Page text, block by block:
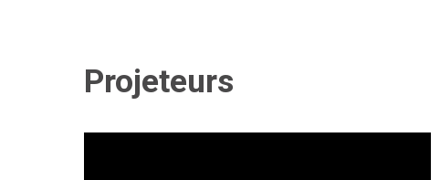
Projeteurs